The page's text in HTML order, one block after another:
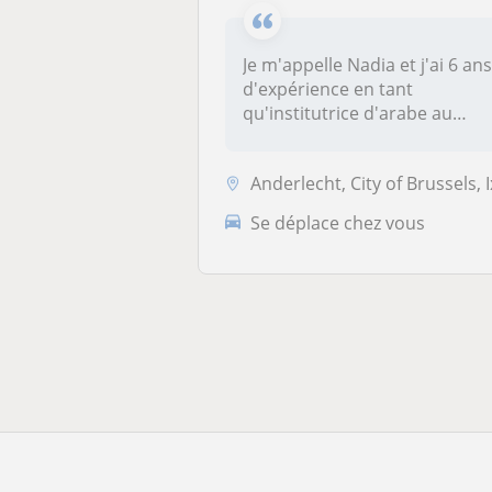
Je m'appelle Nadia et j'ai 6 ans
d'expérience en tant
qu'institutrice d'arabe au
Anderlecht, City of Brussels, Ixelles, Koekelberg, Sint-Gillis, Sint-
Se déplace chez vous